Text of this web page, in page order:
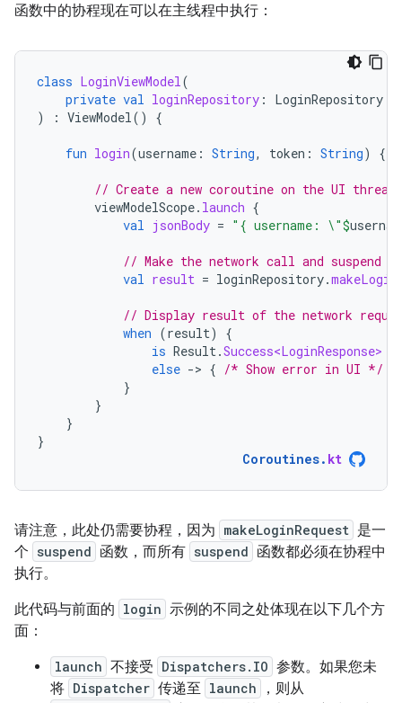
函数中的协程现在可以在主线程中执行：
class LoginViewModel(
private val loginRepository :
LoginRepository
)
: ViewModel() {
fun login(username : String, token : String) {
// Create a new coroutine on the UI thread
viewModelScope. launch {
val jsonBody = "{ username: \"$
// Make the network call and
val result = loginRepository.
// Display result of the network
when (result)
{
is Result.Success<LoginResponse>
else -> { /* Show error in UI */
}
}
}
}
Coroutines. kt
请注意，此处仍需要协程，因为 makeLoginRequest 是一
个 suspend 函数，而所有 suspend 函数都必须在协程中
执行。
此代码与前面的 login 示例的不同之处体现在以下几个方
面：
launch 不接受 Dispatchers.IO 参数。如果您未
将 Dispatcher 传递至 launch ，则从